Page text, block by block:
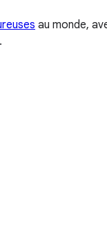
au monde,